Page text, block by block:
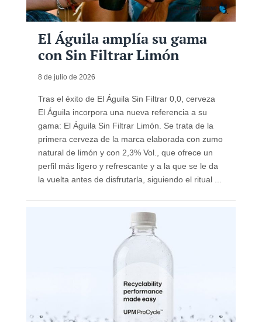
El Águila amplía su gama
con Sin Filtrar Limón
8 de julio de 2026
Tras el éxito de El Águila Sin Filtrar 0,0, cerveza
El Águila incorpora una nueva referencia a su
gama: El Águila Sin Filtrar Limón. Se trata de la
primera cerveza de la marca elaborada con zumo
natural de limón y con 2,3% Vol., que ofrece un
perfil más ligero y refrescante y a la que se le da
la vuelta antes de disfrutarla, siguiendo el ritual ...